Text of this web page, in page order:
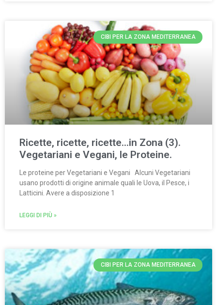
CIBI PER LA ZONA MEDITERRANEA
Ricette, ricette, ricette…in Zona (3).
Vegetariani e Vegani, le Proteine.
Le proteine per Vegetariani e Vegani Alcuni Vegetariani
usano prodotti di origine animale quali le Uova, il Pesce, i
Latticini. Avere a disposizione 1
LEGGI DI PIÙ »
CIBI PER LA ZONA MEDITERRANEA